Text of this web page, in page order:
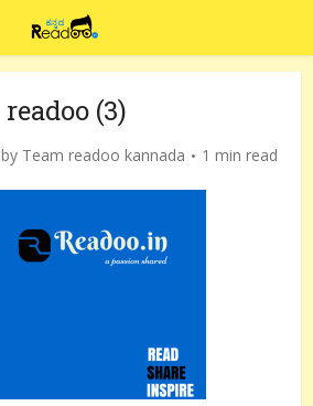
readoo (3)
by Team readoo kannada 1 min read